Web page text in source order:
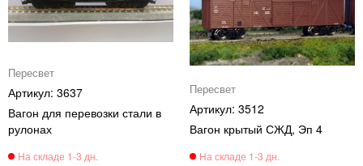
Пересвет
3637
Вагон для перевозки стали в
рулонах
Пересвет
3512
Вагон крытый СЖД, Эп 4